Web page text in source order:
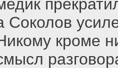
Соколов
кроме